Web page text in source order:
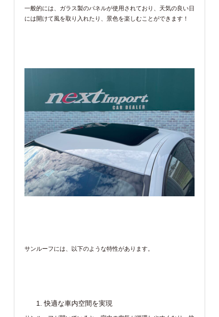
一般的には、ガラス製のパネルが使用されており、天気の良い日
には開けて風を取り入れたり、景色を楽しむことができます！
サンルーフには、以下のような特性があります。
快適な車内空間を実現